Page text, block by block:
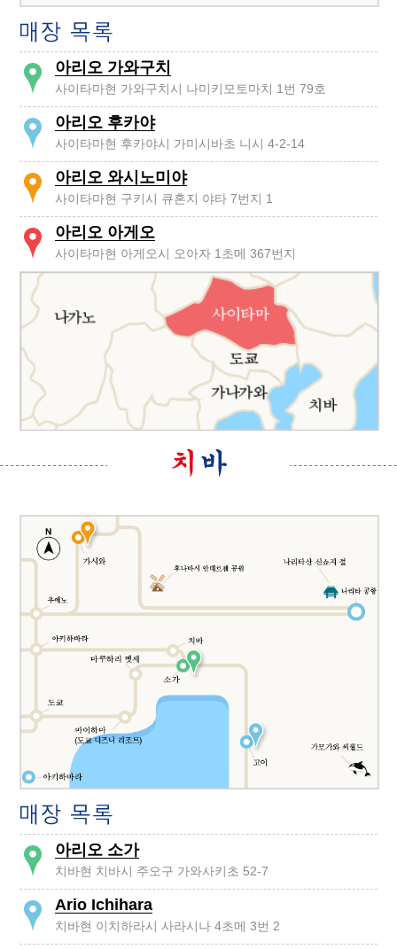
아리오 가와구치
사이타마현 가와구치시 나미키모토마치 1번 79호
아리오 후카야
사이타마현 후카야시 가미시바초 니시 4-2-14
아리오 와시노미야
사이타마현 구키시 큐혼지 야타 7번지 1
아리오 아게오
사이타마현 아게오시 오아자 1초메 367번지
아리오 소가
치바현 치바시 주오구 가와사키초 52-7
Ario Ichihara
치바현 이치하라시 사라시나 4초메 3번 2